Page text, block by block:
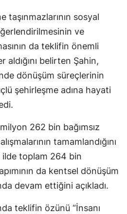
taşınmazlarının sosyal
ve
da teklifin önemli
aldığını belirten Şahin,
dönüşüm süreçlerinin
şehirleşme adına hayati
262 bin bağımsız
tamamlandığını
ilde toplam 264 bin
da kentsel dönüşüm
devam ettiğini açıkladı.
teklifin özünü “İnsanı